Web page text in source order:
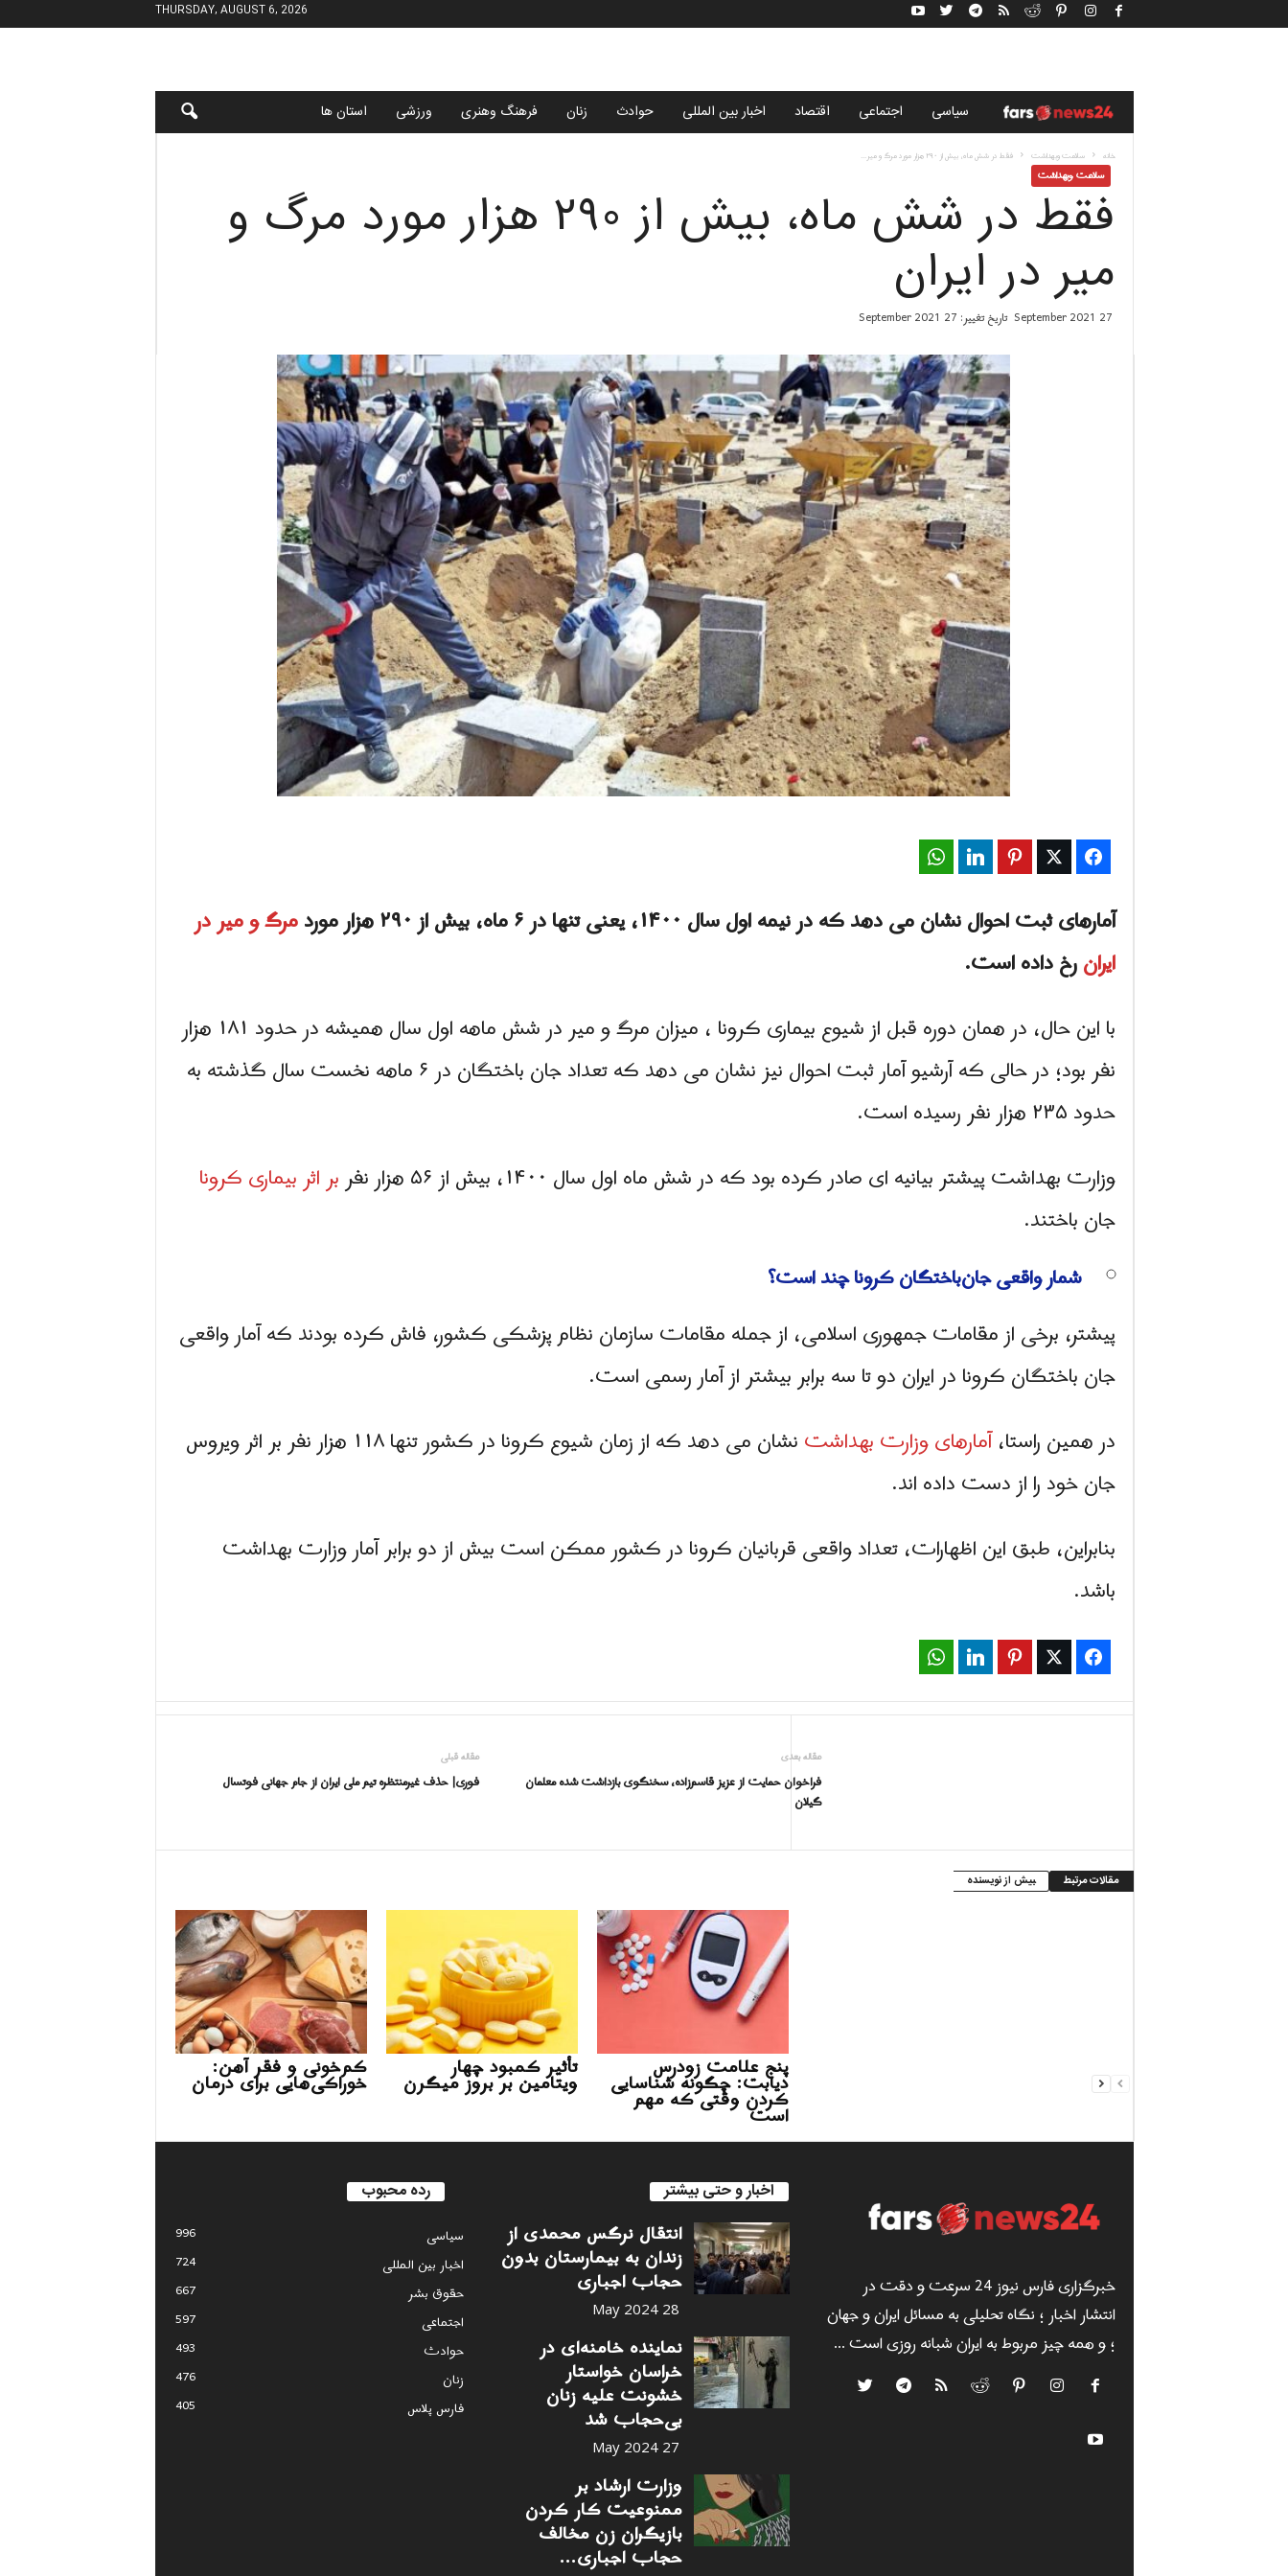
THURSDAY, AUGUST 6, 2026
ب
گ
ز
ا
ر
ی
ف
ا
ر
س
ن
ی
و
ز
2
سياسى اجتماعی اقتصاد اخبار بین المللی حوادث زنان فرهنگ وهنری ورزشی استان ها
خانه سلامت وبهداشت فقط در شش ماه، بیش از ۲۹۰ هزار مورد مرگ و میر...
سلامت وبهداشت
فقط در شش ماه، بیش از ۲۹۰ هزار مورد مرگ و
میر در ایران
27 September 2021 تاریخ تغییر: 27 September 2021
Facebook
Twitter
Pinterest
LinkedIn
آمارهای ثبت احوال نشان می دهد که در نیمه اول سال ۱۴۰۰، یعنی تنها در ۶ ماه، بیش از ۲۹۰ هزار مورد
مرگ و میر در
ایرانرخ داده است.
با این حال، در همان دوره قبل از شیوع بیماری کرونا ، میزان مرگ و میر در شش ماهه اول سال همیشه در حدود ۱۸۱ هزار
نفر بود؛ در حالی که آرشیو آمار ثبت احوال نیز نشان می دهد که تعداد جان باختگان در ۶ ماهه نخست سال گذشته به
حدود ۲۳۵ هزار نفر رسیده است.
وزارت بهداشت پیشتر بیانیه ای صادر کرده بود که در شش ماه اول سال ۱۴۰۰، بیش از ۵۶ هزار نفر
بر اثر بیماری کرونا
جان باختند.
شمار واقعی جان‌باختگان کرونا چند است؟
پیشتر، برخی از مقامات جمهوری اسلامی، از جمله مقامات سازمان نظام پزشکی کشور، فاش کرده بودند که آمار واقعی
جان باختگان کرونا در ایران دو تا سه برابر بیشتر از آمار رسمی است.
در همین راستا،آمارهای وزارت بهداشت
نشان می دهد که از زمان شیوع کرونا در کشور تنها ۱۱۸ هزار نفر بر اثر ویروس
جان خود را از دست داده اند.
بنابراین، طبق این اظهارات، تعداد واقعی قربانیان کرونا در کشور ممکن است بیش از دو برابر آمار وزارت بهداشت
باشد.
Facebook
Twitter
Pinterest
LinkedIn
مقاله قبلی
فوری| حذف غیرمنتظره تیم ملی ایران از جام جهانی فوتسال
مقاله بعدی
فراخوان حمایت از عزیز قاسم‌زاده، سخنگوی بازداشت شده معلمان
گیلان
مقالات مرتبط بیش از نویسنده
کم‌خونی و فقر آهن:
خوراکی‌هایی برای درمان تأثیر کمبود چهار
ویتامین بر بروز میگرن پنج علامت زودرس
دیابت: چگونه شناسایی
کردن وقتی که مهم
است
خبرگزاری فارس نیوز 24 سرعت و دقت در
انتشار اخبار ؛ نگاه تحلیلی به مسائل ایران و جهان
؛ و همه چیز مربوط به ایران شبانه روزی است ...
اخبار و حتی بیشتر
انتقال نرگس محمدی از
زندان به بیمارستان بدون
حجاب اجباری
28 May 2024
نماینده خامنه‌ای در
خراسان خواستار
خشونت علیه زنان
بی‌حجاب شد
27 May 2024
وزارت ارشاد بر
ممنوعیت کار کردن
بازیگران زن مخالف
حجاب اجباری...
رده محبوب
سياسى
996
اخبار بین المللی
724
حقوق بشر
667
اجتماعی
597
حوادث
493
زنان
476
فارس پلاس
405